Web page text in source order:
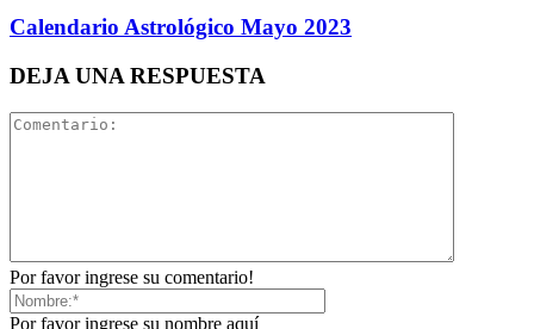
Calendario Astrológico Mayo 2023
DEJA UNA RESPUESTA
Por favor ingrese su comentario!
Por favor ingrese su nombre aquí